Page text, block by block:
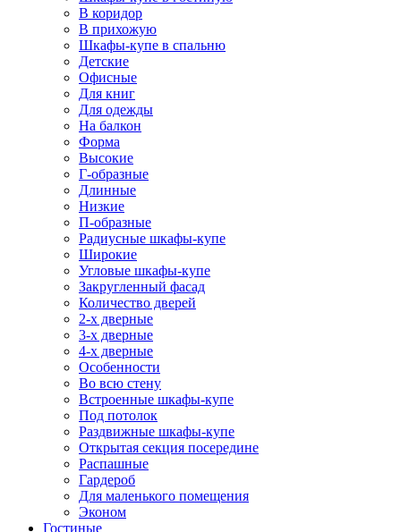
В коридор
В прихожую
Шкафы-купе в спальню
Детские
Офисные
Для книг
Для одежды
На балкон
Форма
Высокие
Г-образные
Длинные
Низкие
П-образные
Радиусные шкафы-купе
Широкие
Угловые шкафы-купе
Закругленный фасад
Количество дверей
2-х дверные
3-х дверные
4-х дверные
Особенности
Во всю стену
Встроенные шкафы-купе
Под потолок
Раздвижные шкафы-купе
Открытая секция посередине
Распашные
Гардероб
Для маленького помещения
Эконом
Гостиные